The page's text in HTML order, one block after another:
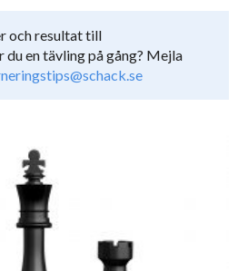
och resultat till
du en tävling på gång? Mejla